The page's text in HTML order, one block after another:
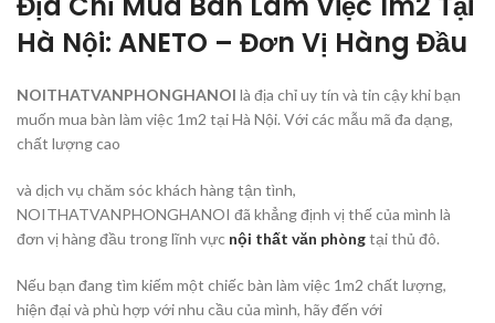
Hà Nội: ANETO – Đơn Vị Hàng Đầu
NOITHATVANPHONGHANOI là địa chỉ uy tín và tin cậy khi bạn
muốn mua bàn làm việc 1m2 tại Hà Nội. Với các mẫu mã đa dạng,
chất lượng cao
và dịch vụ chăm sóc khách hàng tận tình,
NOITHATVANPHONGHANOI đã khẳng định vị thế của mình là
đơn vị hàng đầu trong lĩnh vực nội thất văn phòngtại thủ đô.
Nếu bạn đang tìm kiếm một chiếc bàn làm việc 1m2 chất lượng,
hiện đại và phù hợp với nhu cầu của mình, hãy đến với